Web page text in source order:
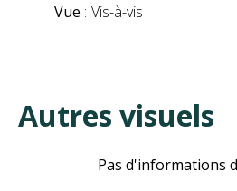
Vue Vis-à-vis
Autres visuels
Pas d'informations